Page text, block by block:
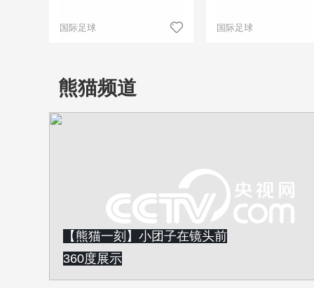
国际足球 国际足球
熊猫频道
【熊猫一刻】小团子在镜头前
360度展示